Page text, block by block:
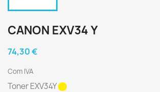
CANON EXV34 Y
74,30 €
Com IVA
Toner EXV34Y